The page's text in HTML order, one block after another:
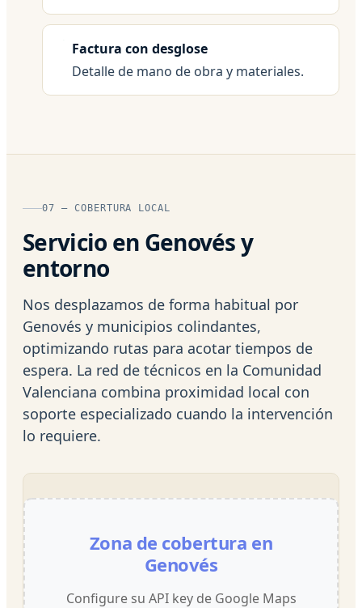
Factura con desglose
Detalle de mano de obra y materiales.
07 — COBERTURA LOCAL
Servicio en Genovés y
entorno
Nos desplazamos de forma habitual por
Genovés y municipios colindantes,
optimizando rutas para acotar tiempos de
espera. La red de técnicos en la Comunidad
Valenciana combina proximidad local con
soporte especializado cuando la intervención
lo requiere.
Zona de cobertura en
Genovés
Configure su API key de Google Maps